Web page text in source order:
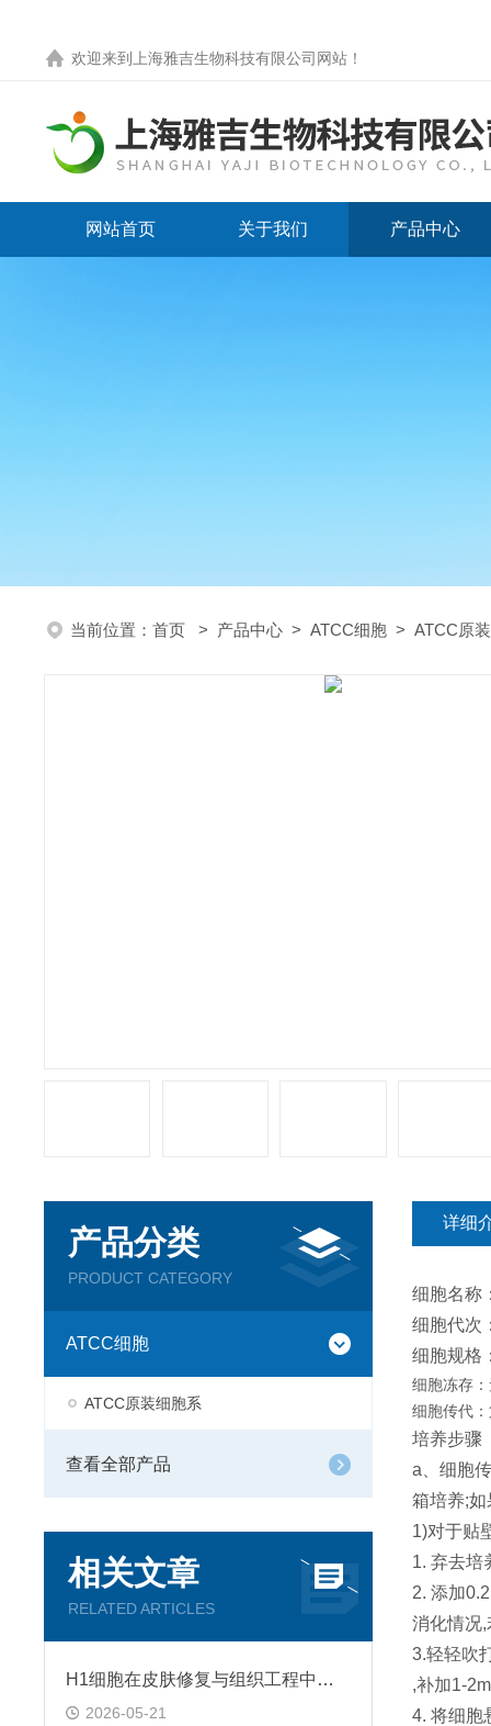
欢迎来到 上海雅吉生物科技有限公司网站 ！
网站首页 关于我们 产品中心
当前位置： 首页 > 产品中心 > ATCC细胞 > ATCC原
产品分类
PRODUCT CATEGORY
ATCC细胞
ATCC原装细胞系
查看全部产品
相关文章
RELATED ARTICLES
H1细胞在皮肤修复与组织工程中的应用前景
2026-05-21
详细
细胞名称
细胞代次
细胞规格
细胞冻存
细胞传代
培养步骤
a、细胞
箱培养;
1)对于贴
1. 弃去培
2. 添加
消化情况
3.轻轻吹
,补加1-
4. 将细胞